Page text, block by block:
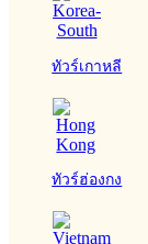
ทัวร์เกาหลี
ทัวร์ฮ่องกง